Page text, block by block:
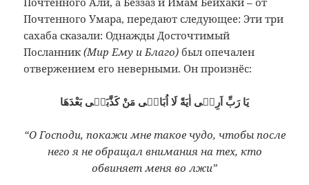
Почтенного Умара, передают следующее: Эти три
сахаба сказали: Однажды Досточтимый
Посланник(Мир Ему и Благо) был опечален
отвержением его неверными. Он произнёс:
يَا رَبِّ اَرِنٖى اٰيَةً لَا اُبَالٖى مَنْ كَذَّبَنٖى بَعْدَهَا
“О Господи, покажи мне такое чудо, чтобы после
него я не обращал внимания на тех, кто
обвиняет меня во лжи”